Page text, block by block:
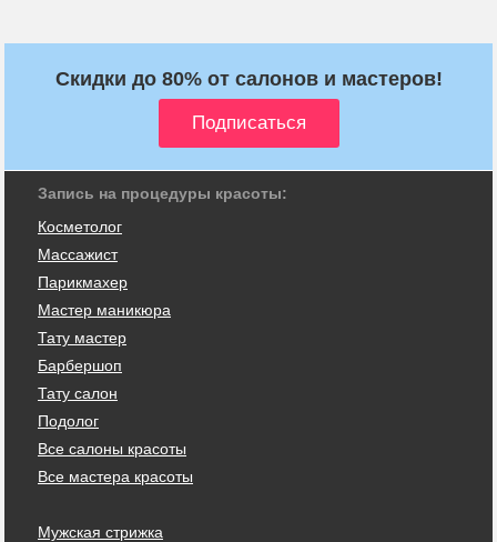
Скидки до 80% от салонов и мастеров!
Запись на процедуры красоты:
Косметолог
Массажист
Парикмахер
Мастер маникюра
Тату мастер
Барбершоп
Тату салон
Подолог
Все салоны красоты
Все мастера красоты
Мужская стрижка